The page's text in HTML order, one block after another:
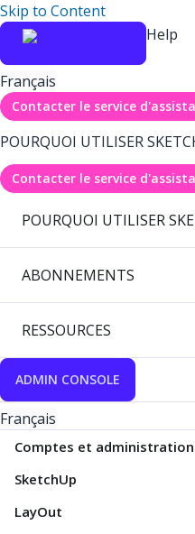
Skip to Content
Help
Français
Contacter le service
POURQUOI UTILISER
Contacter le service
POURQUOI UTILISER
ABONNEMENTS
RESSOURCES
ADMIN CONSOLE
Français
Comptes et administration
SketchUp
LayOut